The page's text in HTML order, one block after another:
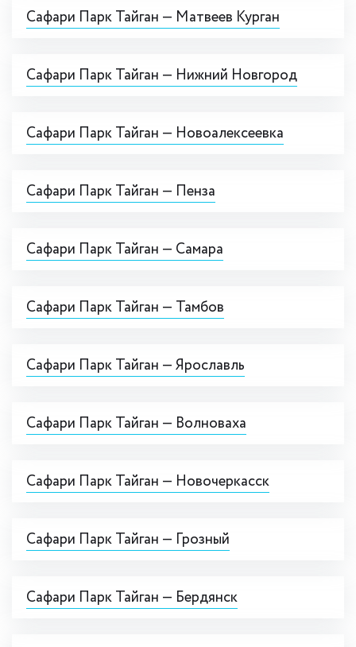
Сафари Парк Тайган — Матвеев Курган
Сафари Парк Тайган — Нижний Новгород
Сафари Парк Тайган — Новоалексеевка
Сафари Парк Тайган — Пенза
Сафари Парк Тайган — Самара
Сафари Парк Тайган — Тамбов
Сафари Парк Тайган — Ярославль
Сафари Парк Тайган — Волноваха
Сафари Парк Тайган — Новочеркасск
Сафари Парк Тайган — Грозный
Сафари Парк Тайган — Бердянск